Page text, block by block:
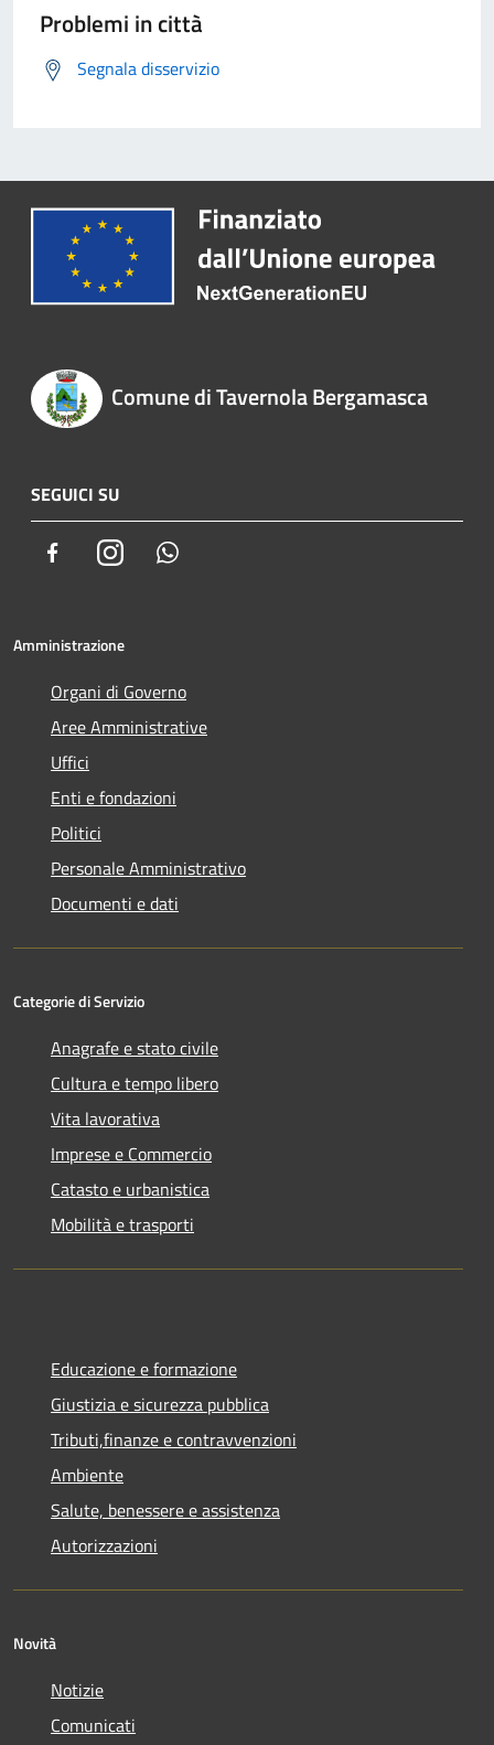
Problemi in città
Segnala disservizio
Comune di Tavernola Bergamasca
SEGUICI SU
FacebookInstagram
Amministrazione
Organi di Governo
Aree Amministrative
Uffici
Enti e fondazioni
Politici
Personale Amministrativo
Documenti e dati
Categorie di Servizio
Anagrafe e stato civile
Cultura e tempo libero
Vita lavorativa
Imprese e Commercio
Catasto e urbanistica
Mobilità e trasporti
Educazione e formazione
Giustizia e sicurezza pubblica
Tributi,finanze e contravvenzioni
Ambiente
Salute, benessere e assistenza
Autorizzazioni
Novità
Notizie
Comunicati